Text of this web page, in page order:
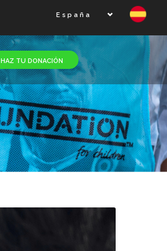
España
HAZ TU DONACIÓN